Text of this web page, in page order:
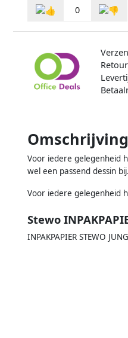
0
Omschrijving
Voor iedere gelegenheid
wel een passend dessin
Voor iedere gelegenheid
Stewo
INPAKPAPIER STEWO